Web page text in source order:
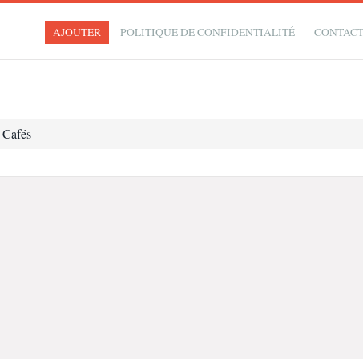
AJOUTER POLITIQUE DE CONFIDENTIALITÉ